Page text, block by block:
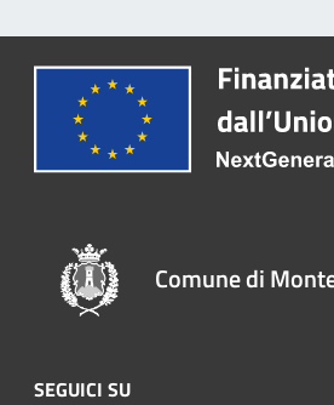
Comune di
SEGUICI SU